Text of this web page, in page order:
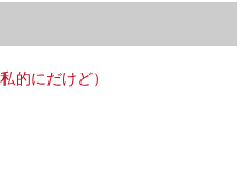
的にだけど）